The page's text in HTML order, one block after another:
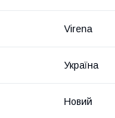
Virena
Україна
Новий